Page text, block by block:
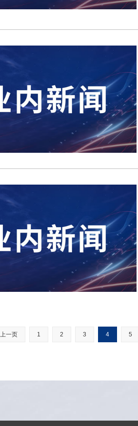
上一页 1 2 3 4 5